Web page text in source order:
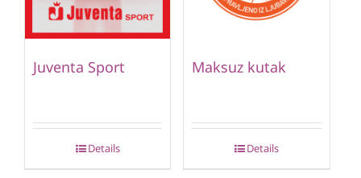
Juventa Sport
Details
Maksuz kutak
Details